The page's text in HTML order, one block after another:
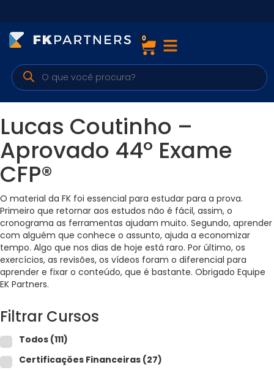
Cursos
Preparatórios Nacionais
Internacionais
Finanças & Edu. Continuada
Por atuação
Navegação
Sobre nós
Para empresas
0
Lucas Coutinho –
Aprovado 44º Exame
CFP®
O material da FK foi essencial para estudar para a prova.
Primeiro que retornar aos estudos não é fácil, assim, o
cronograma as ferramentas ajudam muito. Segundo, aprender
com alguém que conhece o assunto, ajuda a economizar
tempo. Algo que nos dias de hoje está raro. Por último, os
exercícios, as revisões, os vídeos foram o diferencial para
aprender e fixar o conteúdo, que é bastante. Obrigado Equipe
EK Partners.
Filtrar Cursos
Todos (111)
Certificações Financeiras (27)